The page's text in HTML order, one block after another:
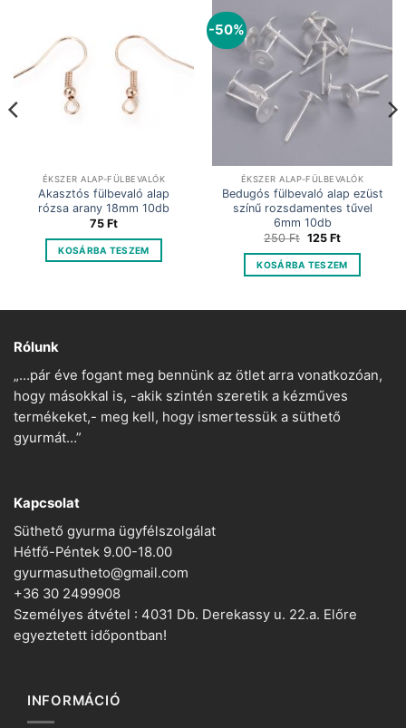
ÉKSZER ALAP-FÜLBEVALÓK
Akasztós fülbevaló alap
rózsa arany 18mm 10db
75 Ft
KOSÁRBA TESZEM
-50%
ÉKSZER ALAP-FÜLBEVALÓK
Bedugós fülbevaló alap ezüst
színű rozsdamentes tűvel
6mm 10db
250Ft Original
was:
250 Ft.
125 FtCurrent
is:
125 Ft.
KOSÁRBA TESZEM
Rólunk
„…pár éve fogant meg bennünk az ötlet arra vonatkozóan,
hogy másokkal is, -akik szintén szeretik a kézműves
termékeket,- meg kell, hogy ismertessük a süthető
gyurmát…”
Kapcsolat
Süthető gyurma ügyfélszolgálat
Hétfő-Péntek 9.00-18.00
gyurmasutheto@gmail.com
+36 30 2499908
Személyes átvétel : 4031 Db. Derekassy u. 22.a. Előre
egyeztetett időpontban!
INFORMÁCIÓ